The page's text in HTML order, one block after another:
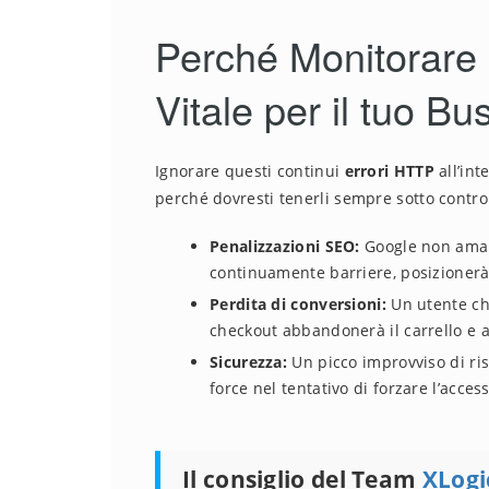
Perché
Vitale per il tuo
Ignorare questi continui errori HTTP
perché dovresti tenerli sempre sotto
Penalizzazioni SEO: Google non
continuamente barriere,
Perdita di conversioni: Un utente
checkout abbandonerà il carrello e
Sicurezza: Un picco improvviso di
force nel tentativo di forzare
Il consiglio del Team